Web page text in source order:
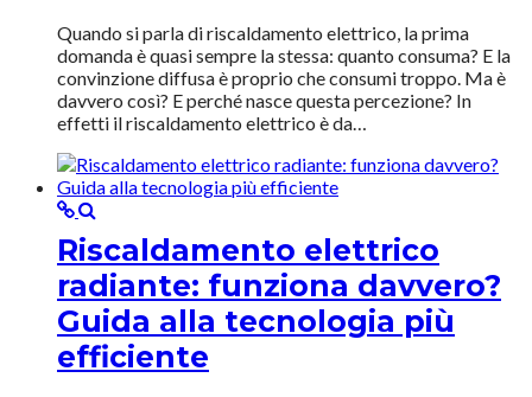
Quando si parla di riscaldamento elettrico, la prima
domanda è quasi sempre la stessa: quanto consuma? E la
convinzione diffusa è proprio che consumi troppo. Ma è
davvero così? E perché nasce questa percezione? In
effetti il riscaldamento elettrico è da…
Riscaldamento elettrico
radiante: funziona davvero?
Guida alla tecnologia più
efficiente